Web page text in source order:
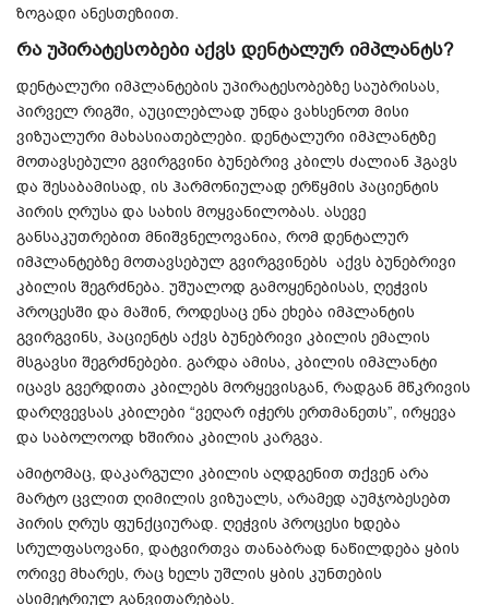
ზოგადი ანესთეზიით.
რა უპირატესობები აქვს დენტალურ იმპლანტს?
დენტალური იმპლანტების უპირატესობებზე საუბრისას,
პირველ რიგში, აუცილებლად უნდა ვახსენოთ მისი
ვიზუალური მახასიათებლები. დენტალური იმპლანტზე
მოთავსებული გვირგვინი ბუნებრივ კბილს ძალიან ჰგავს
და შესაბამისად, ის ჰარმონიულად ერწყმის პაციენტის
პირის ღრუსა და სახის მოყვანილობას. ასევე
განსაკუთრებით მნიშვნელოვანია, რომ დენტალურ
იმპლანტებზე მოთავსებულ გვირგვინებს აქვს ბუნებრივი
კბილის შეგრძნება. უშუალოდ გამოყენებისას, ღეჭვის
პროცესში და მაშინ, როდესაც ენა ეხება იმპლანტის
გვირგვინს, პაციენტს აქვს ბუნებრივი კბილის ემალის
მსგავსი შეგრძნებები. გარდა ამისა, კბილის იმპლანტი
იცავს გვერდითა კბილებს მორყევისგან, რადგან მწკრივის
დარღვევსას კბილები “ვეღარ იჭერს ერთმანეთს”, ირყევა
და საბოლოოდ ხშირია კბილის კარგვა.
ამიტომაც, დაკარგული კბილის აღდგენით თქვენ არა
მარტო ცვლით ღიმილის ვიზუალს, არამედ აუმჯობესებთ
პირის ღრუს ფუნქციურად. ღეჭვის პროცესი ხდება
სრულფასოვანი, დატვირთვა თანაბრად ნაწილდება ყბის
ორივე მხარეს, რაც ხელს უშლის ყბის კუნთების
ასიმეტრიულ განვითარებას.